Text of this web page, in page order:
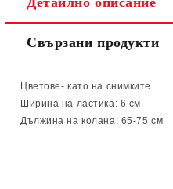
Свързани продукти
Цветове- като на снимките
Ширина на ластика: 6 см
Дължина на колана: 65-75 см